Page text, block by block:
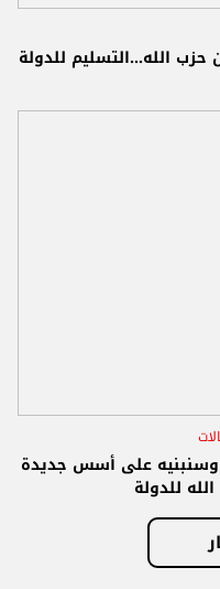
الله...التسليم للدولة
وسنبنيه على أسس جديدة
للدولة